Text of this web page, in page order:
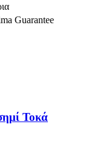
Guarantee
Τοκά